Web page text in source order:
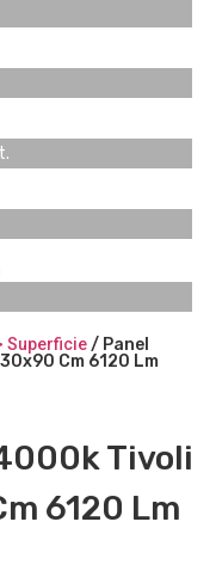
Superficie/ Panel
Cm 6120 Lm
Tivoli
6120 Lm